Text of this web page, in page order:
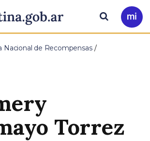
principal
Ir
a
Buscar
Nacional de Recompensas
Torrez